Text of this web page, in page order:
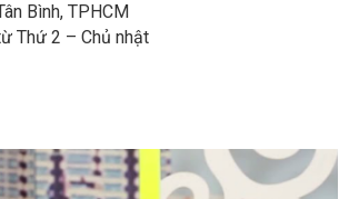
Bình, TPHCM
Thứ 2 – Chủ nhật